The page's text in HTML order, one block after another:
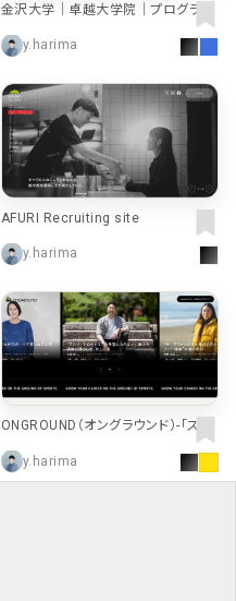
金沢大学｜卓越大学院｜プログラム
y.harima
AFURI Recruiting site
y.harima
ONGROUND（オングラウンド）-「スポ
ーツと、はたらく」を目指す人のための
スポーツビジネスメディア
y.harima